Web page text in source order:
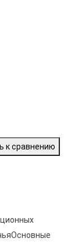
к сравнению